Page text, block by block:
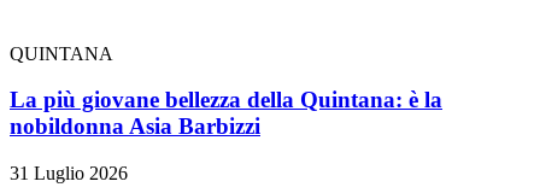
QUINTANA
La più giovane bellezza della Quintana: è la
nobildonna Asia Barbizzi
31 Luglio 2026